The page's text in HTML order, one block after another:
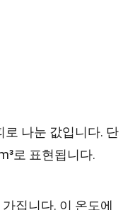
로 나눈 값입니다. 단
로 표현됩니다.
집니다. 이 온도에